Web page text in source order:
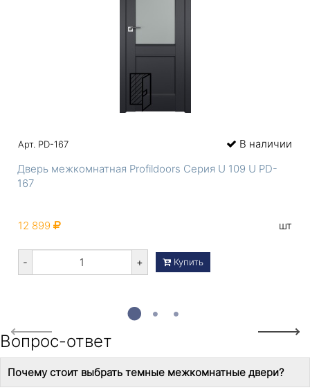
Previous
Арт. PD-167
В наличии
Дверь межкомнатная Profildoors Серия U 109 U PD-
167
12 899 шт
- + Купить
Next
Вопрос-ответ
Почему стоит выбрать темные межкомнатные двери?